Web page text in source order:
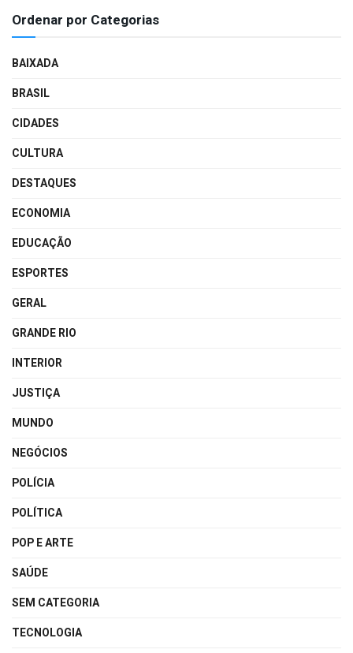
Ordenar por Categorias
BAIXADA
BRASIL
CIDADES
CULTURA
DESTAQUES
ECONOMIA
EDUCAÇÃO
ESPORTES
GERAL
GRANDE RIO
INTERIOR
JUSTIÇA
MUNDO
NEGÓCIOS
POLÍCIA
POLÍTICA
POP E ARTE
SAÚDE
SEM CATEGORIA
TECNOLOGIA